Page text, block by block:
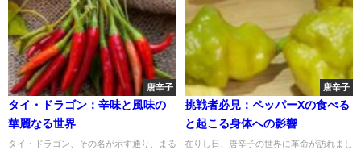
唐辛子
タイ・ドラゴン：辛味と風味の
華麗なる世界
タイ・ドラゴン、その名が示す通り、まる
唐辛子
挑戦者必見：ペッパーXの食べる
と起こる身体への影響
在りし日、唐辛子の世界に革命が訪れまし